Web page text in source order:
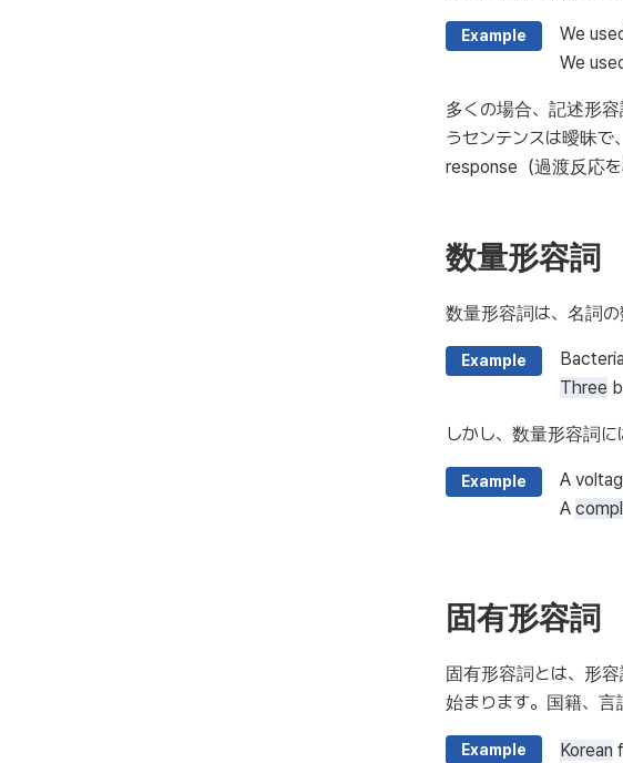
Example
We
We
多くの場合、記述形
うセンテンスは曖昧
response（過渡反応を
数量形容詞
数量形容詞は、名詞の
Example
Three
しかし、数量形容詞に
Example
A
A
固有形容詞
固有形容詞とは、形
始まります。国籍、言
Example Korean